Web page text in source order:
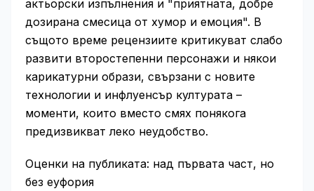
актьорски изпълнения и "приятната, добре
дозирана смесица от хумор и емоция". В
същото време рецензиите критикуват слабо
развити второстепенни персонажи и някои
карикатурни образи, свързани с новите
технологии и инфлуенсър културата –
моменти, които вместо смях понякога
предизвикват леко неудобство.
Оценки на публиката: над първата част, но
без еуфория